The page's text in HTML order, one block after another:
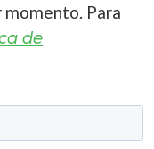
momento. Para
de